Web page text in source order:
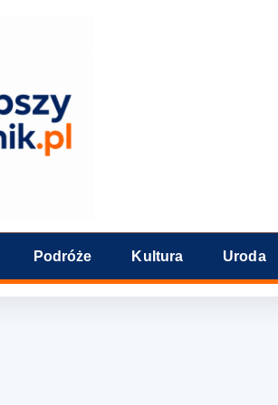
Podróże Kultura Uroda